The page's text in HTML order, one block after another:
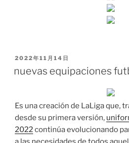
PUBLICADO
2022年11月14日
nuevas equipaciones
Es una creación de LaLiga que,
desde su primera versión,
2022 continúa evolucionando